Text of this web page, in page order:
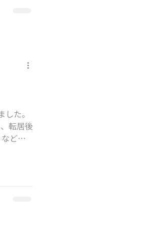
た。
転居後
どや